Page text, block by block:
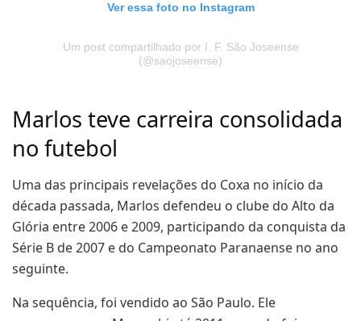
Ver essa foto no Instagram
Um post compartilhado por I. F. São Joseense
(@saojoseense)
Marlos teve carreira consolidada
no futebol
Uma das principais revelações do Coxa no início da
década passada, Marlos defendeu o clube do Alto da
Glória entre 2006 e 2009, participando da conquista da
Série B de 2007 e do Campeonato Paranaense no ano
seguinte.
Na sequência, foi vendido ao São Paulo. Ele